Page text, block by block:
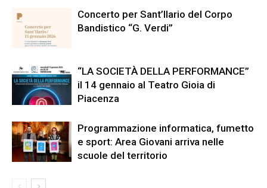
Concerto per Sant’Ilario del Corpo
Bandistico “G. Verdi”
“LA SOCIETÀ DELLA PERFORMANCE”
il 14 gennaio al Teatro Gioia di
Piacenza
Programmazione informatica, fumetto
e sport: Area Giovani arriva nelle
scuole del territorio